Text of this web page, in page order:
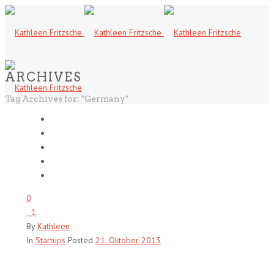
ARCHIVES
Tag Archives for: "Germany"
0
1
ByKathleen
In Startups Posted 21. Oktober 2013